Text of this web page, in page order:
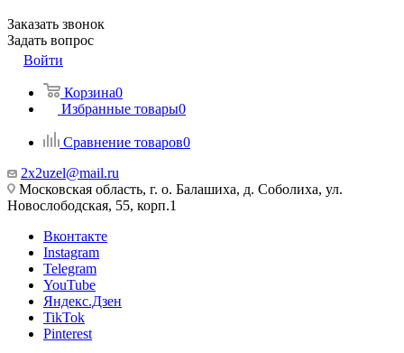
Заказать звонок
Задать вопрос
Войти
Корзина0
Избранные товары0
Сравнение товаров0
2x2uzel@mail.ru
Московская область, г. о. Балашиха, д. Соболиха, ул.
Новослободская, 55, корп.1
Вконтакте
Instagram
Telegram
YouTube
Яндекс.Дзен
TikTok
Pinterest